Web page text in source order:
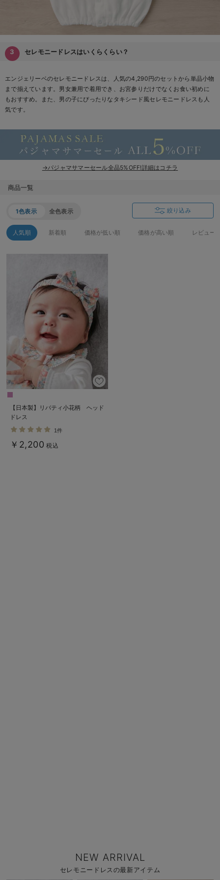
セレモニードレスはいくらくらい？
エンジェリーベのセレモニードレスは、人気の4,290円のセットから単品小物
まで揃えています。男女兼用で着用でき、お宮参りだけでなくお食い初めに
もおすすめ。また、男の子にぴったりなタキシード風セレモニードレスも人
気です。
→パジャマサマーセール全品5%OFF!詳細はコチラ
商品一覧
1色表示 全色表示 絞り込み
人気順 新着順 価格が低い順 価格が高い順 レビュー
【日本製】リバティ小花柄 ヘッド
ドレス
1件
￥2,200 税込
NEW ARRIVAL
セレモニードレスの最新アイテム